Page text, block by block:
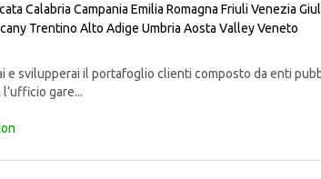
Calabria Campania Emilia Romagna Friuli Venezia
Trentino Alto Adige Umbria Aosta ValleyVeneto
e svilupperai il portafoglio clienti composto da enti
gare...